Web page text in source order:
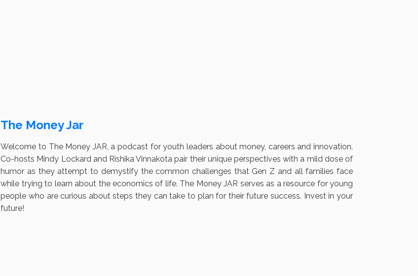
The Money Jar
Welcome to The Money JAR, a podcast for youth leaders about money, careers and innovation.
Co-hosts Mindy Lockard and Rishika Vinnakota pair their unique perspectives with a mild dose of
humor as they attempt to demystify the common challenges that Gen Z and all families face
while trying to learn about the economics of life. The Money JAR serves as a resource for young
people who are curious about steps they can take to plan for their future success. Invest in your
future!